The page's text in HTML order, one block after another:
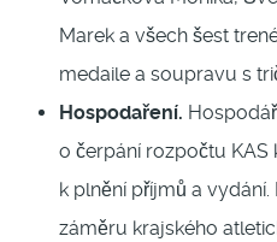
Marek a všech šest
medaile a soupravu s
Hospodaření.
o čerpání rozpočtu KAS
k plnění příjmů a
záměru krajského